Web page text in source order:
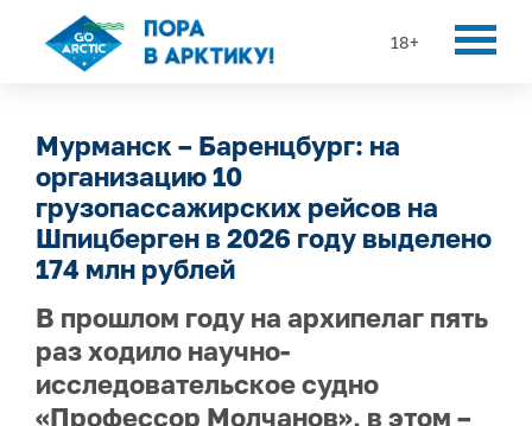
18+
Мурманск – Баренцбург: на
организацию 10
грузопассажирских рейсов на
Шпицберген в 2026 году выделено
174 млн рублей
В прошлом году на архипелаг пять
раз ходило научно-
исследовательское судно
«Профессор Молчанов», в этом –